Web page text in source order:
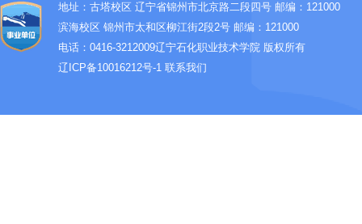
地址：古塔校区 辽宁省锦州市北京路二段四号 邮编：121000
滨海校区 锦州市太和区柳江街2段2号 邮编：121000
电话：0416-3212009辽宁石化职业技术学院 版权所有
辽ICP备10016212号-1 联系我们